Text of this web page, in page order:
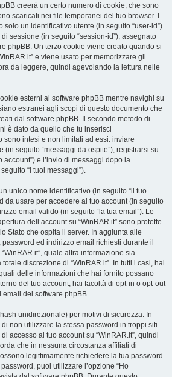
creerà un certo numero di cookie, che sono
scaricati nei file temporanei del tuo browser. I
un identificativo utente (in seguito “user-id”)
sessione (in seguito “session-id”), assegnato
phpBB. Un terzo cookie viene creato quando si
e viene usato per memorizzare gli
da leggere, quindi agevolando la lettura nelle
esterni al software phpBB mentre navighi su
estranei agli scopi di questo documento che
dal software phpBB. Il secondo metodo di
è dato da quello che tu inserisci
sono intesi e non limitati ad essi: inviare
(in seguito “messaggi da ospite”), registrarsi su
account”) e l’invio di messaggi dopo la
“i tuoi messaggi”).
unico nome identificativo (in seguito “il tuo
da usare per accedere al tuo account (in seguito
email valido (in seguito “la tua email”). Le
dell’account su “WinRAR.it” sono protette
Stato che ospita il server. In aggiunta alle
ed indirizzo email richiesti durante il
quale altra informazione sia
discrezione di “WinRAR.it”. In tutti i casi, hai
delle informazioni che hai fornito possano
del tuo account, hai facoltà di opt-in o opt-out
del software phpBB.
unidirezionale) per motivi di sicurezza. In
non utilizzare la stessa password in troppi siti.
accesso al tuo account su “WinRAR.it”, quindi
che in nessuna circostanza affiliati di
legittimamente richiedere la tua password.
puoi utilizzare l’opzione “Ho